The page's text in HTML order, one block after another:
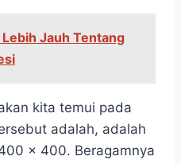
Jauh Tentang
kita temui pada
adalah, adalah
x 400. Beragamnya